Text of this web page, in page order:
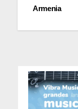
Armenia